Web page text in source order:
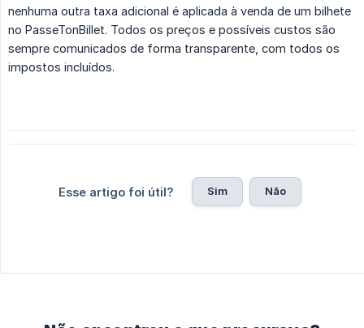
nenhuma outra taxa adicional é aplicada à venda de um bilhete
no PasseTonBillet. Todos os preços e possíveis custos são
sempre comunicados de forma transparente, com todos os
impostos incluídos.
Esse artigo foi útil? Sim Não